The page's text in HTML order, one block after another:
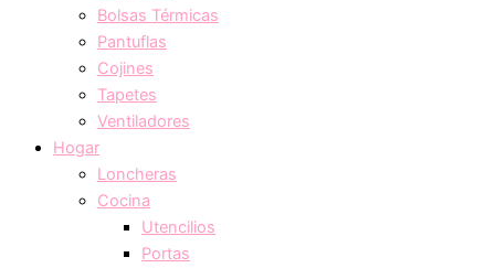
Bolsas Térmicas
Pantuflas
Cojines
Tapetes
Ventiladores
Hogar
Loncheras
Cocina
Utencilios
Portas